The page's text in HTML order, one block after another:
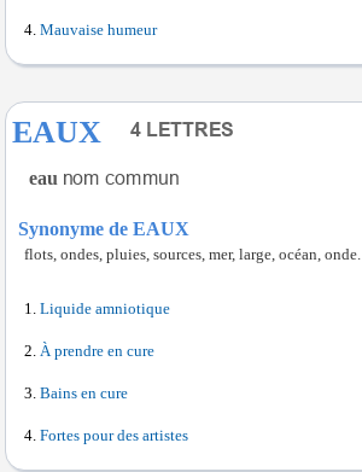
Mauvaise humeur
EAUX
eau
Synonyme de EAUX
flots, ondes, pluies, sources, mer, large, océan, onde.
Liquide amniotique
À prendre en cure
Bains en cure
Fortes pour des artistes